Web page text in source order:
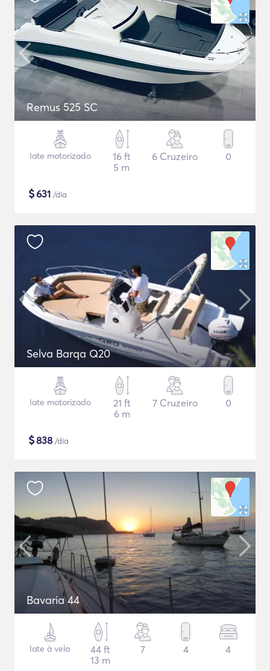
Remus 525 SC
Iate motorizado
16 ft
5 m
6 Cruzeiro 0
$631 /dia
Selva Barqa Q20
Iate motorizado
21 ft
6 m
7 Cruzeiro 0
$838 /dia
Bavaria 44
Iate à vela
44 ft
13 m
7 4 4